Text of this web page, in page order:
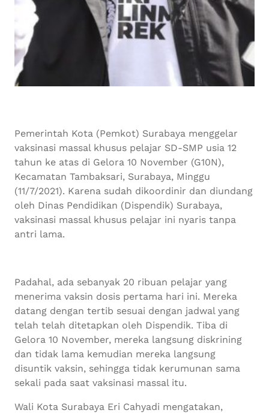
Pemerintah Kota (Pemkot) Surabaya menggelar
vaksinasi massal khusus pelajar SD-SMP usia 12
tahun ke atas di Gelora 10 November (G10N),
Kecamatan Tambaksari, Surabaya, Minggu
(11/7/2021). Karena sudah dikoordinir dan diundang
oleh Dinas Pendidikan (Dispendik) Surabaya,
vaksinasi massal khusus pelajar ini nyaris tanpa
antri lama.
Padahal, ada sebanyak 20 ribuan pelajar yang
menerima vaksin dosis pertama hari ini. Mereka
datang dengan tertib sesuai dengan jadwal yang
telah telah ditetapkan oleh Dispendik. Tiba di
Gelora 10 November, mereka langsung diskrining
dan tidak lama kemudian mereka langsung
disuntik vaksin, sehingga tidak kerumunan sama
sekali pada saat vaksinasi massal itu.
Wali Kota Surabaya Eri Cahyadi mengatakan,